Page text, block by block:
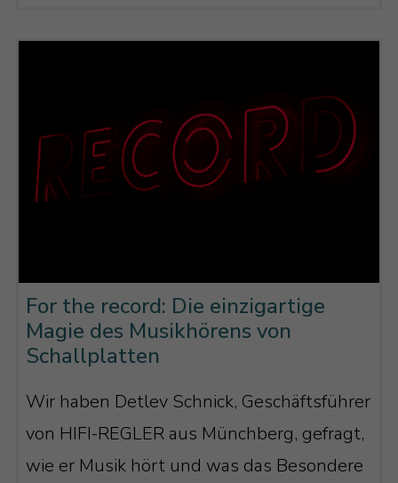
For the record: Die einzigartige
Magie des Musikhörens von
Schallplatten
Wir haben Detlev Schnick, Geschäftsführer
von HIFI-REGLER aus Münchberg, gefragt,
wie er Musik hört und was das Besondere